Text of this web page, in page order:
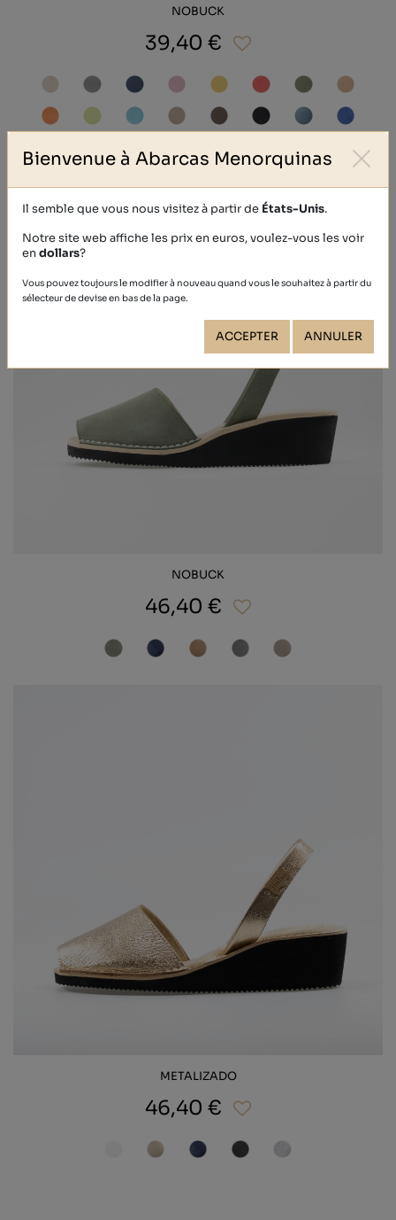
NOBUCK
39,40 €
NOBUCK
46,40 €
METALIZADO
46,40 €
Bienvenue à Abarcas Menorquinas
Il semble que vous nous visitez à partir de États-Unis.
Notre site web affiche les prix en euros, voulez-vous les voir
endollars?
Vous pouvez toujours le modifier à nouveau quand vous le souhaitez à partir du
sélecteur de devise en bas de la page.
ACCEPTER ANNULER